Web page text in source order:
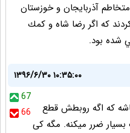
آذربايجان و خوزستان
كه اگر رضا شاه و كمك
شده بود.
۱۳۹۶/۶/۳۰ ۱۰:۳۵:۰۰
67
66
که اگه روبطش قطع
بسیار ضرر میکنه. مگه کی